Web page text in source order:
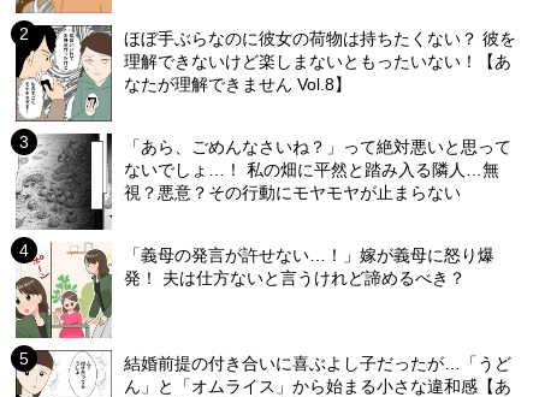
ほぼ手ぶらなのに彼女の荷物は持ちたくない？ 彼を
理解できないけど楽しまないともったいない！【あ
なたが理解できません Vol.8】
「あら、ごめんなさいね？」って絶対悪いと思って
ないでしょ…！ 私の畑に平然と踏み入る隣人…無
視？悪意？その行動にモヤモヤが止まらない
「義母の発言が許せない…！」嫁が義母に怒り爆
発！ 夫は仕方ないと言うけれど諦めるべき？
結婚前提の付き合いに喜ぶよし子だったが…「うど
ん」と「オムライス」から始まる小さな違和感【あ